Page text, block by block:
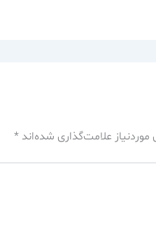
علامت‌گذاری شده‌اند *